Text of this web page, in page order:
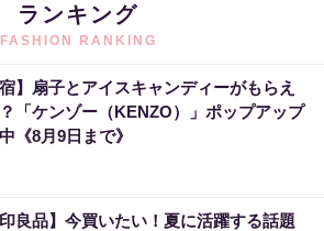
ランキング
FASHION RANKING
宿】扇子とアイスキャンディーがもらえ
「ケンゾー（KENZO）」ポップアップ
《8月9日まで》
印良品】今買いたい！夏に活躍する話題